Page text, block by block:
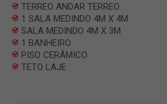
TERREO ANDAR TERREO
1 SALA MEDINDO 4M X 4M
SALA MEDINDO 4M X 3M
1 BANHEIRO
PISO CERÂMICO
TETO LAJE